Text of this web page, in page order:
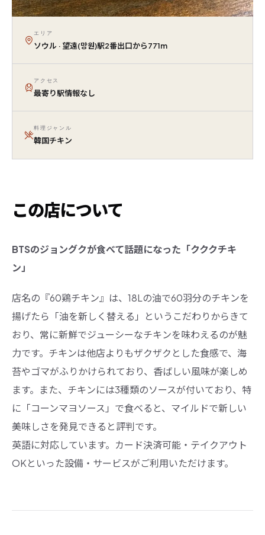
エリア
ソウル · 望遠(망원)駅2番出口から771m
アクセス
最寄り駅情報なし
料理ジャンル
韓国チキン
この店について
BTSのジョングクが食べて話題になった「クククチキ
ン」
店名の『60鶏チキン』は、18Lの油で60羽分のチキンを
揚げたら「油を新しく替える」というこだわりからきて
おり、常に新鮮でジューシーなチキンを味わえるのが魅
力です。チキンは他店よりもザクザクとした食感で、海
苔やゴマがふりかけられており、香ばしい風味が楽しめ
ます。また、チキンには3種類のソースが付いており、特
に「コーンマヨソース」で食べると、マイルドで新しい
美味しさを発見できると評判です。
英語に対応しています。カード決済可能・テイクアウト
OKといった設備・サービスがご利用いただけます。